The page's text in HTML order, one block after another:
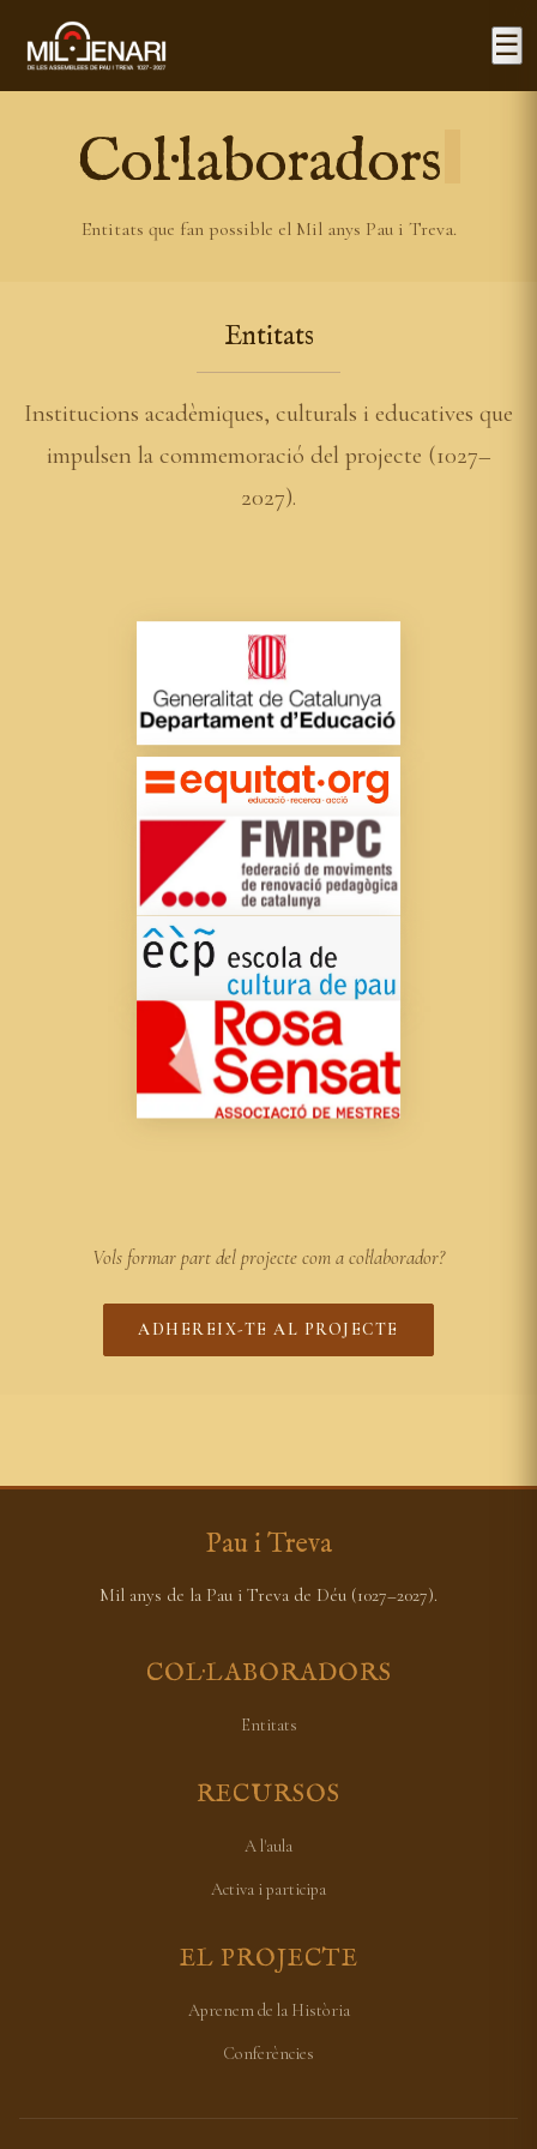
☰
Col·laboradors
Entitats que fan possible el Mil anys Pau i Treva.
Entitats
Institucions acadèmiques, culturals i educatives que
impulsen la commemoració del projecte (1027–
2027).
Vols formar part del projecte com a col·laborador?
ADHEREIX-TE AL PROJECTE
Pau i Treva
Mil anys de la Pau i Treva de Déu (1027–2027).
COL·LABORADORS
Entitats
RECURSOS
A l'aula
Activa i participa
EL PROJECTE
Aprenem de la Història
Conferències